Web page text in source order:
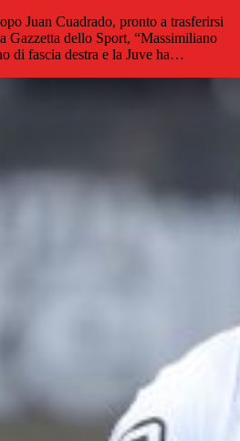
Juan Cuadrado, pronto a trasferirsi
Gazzetta dello Sport, “Massimiliano
di fascia destra e la Juve ha…